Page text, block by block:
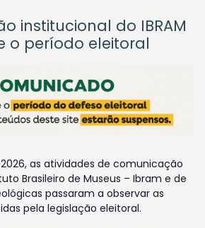
institucional do IBRAM
o período eleitoral
as atividades de comunicação
Brasileiro de Museus – Ibram e de
passaram a observar as
pela legislação eleitoral.